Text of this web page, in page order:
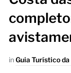
inGuia Turístico da